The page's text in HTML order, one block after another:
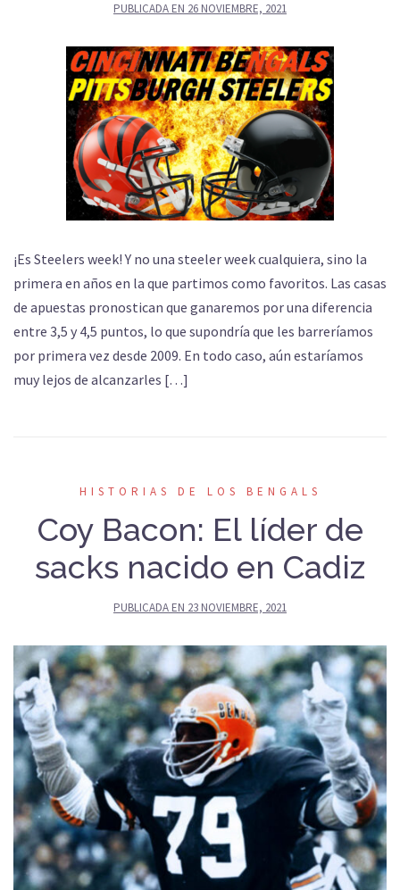
PUBLICADA EN 26 NOVIEMBRE, 2021
¡Es Steelers week! Y no una steeler week cualquiera, sino la
primera en años en la que partimos como favoritos. Las casas
de apuestas pronostican que ganaremos por una diferencia
entre 3,5 y 4,5 puntos, lo que supondría que les barreríamos
por primera vez desde 2009. En todo caso, aún estaríamos
muy lejos de alcanzarles […]
HISTORIAS DE LOS BENGALS
Coy Bacon: El líder de
sacks nacido en Cadiz
PUBLICADA EN 23 NOVIEMBRE, 2021